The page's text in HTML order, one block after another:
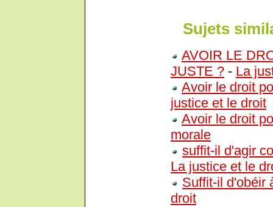
Sujets
AVOIR LE
JUSTE ? - La
Avoir le droit
justice et le droit
Avoir le droit
morale
suffit-il d'agir
La justice et le
Suffit-il d'obéir
droit